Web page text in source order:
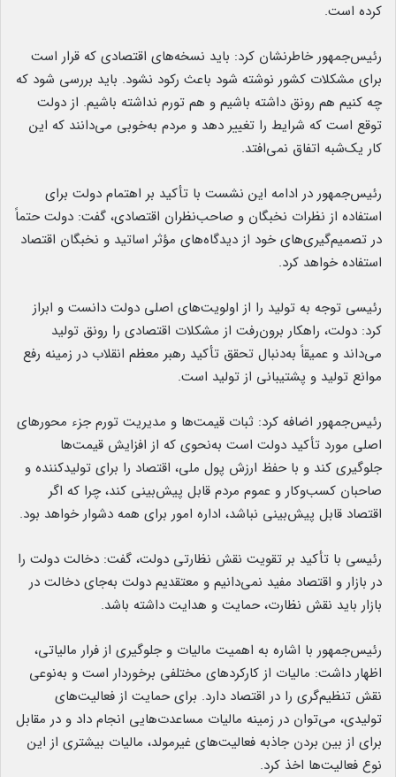
کرده است.
رئیس‌جمهور خاطرنشان کرد: باید نسخه‌های اقتصادی که قرار است
برای مشکلات کشور نوشته شود باعث رکود نشود. باید بررسی شود که
چه کنیم هم رونق داشته باشیم و هم تورم نداشته باشیم. از دولت
توقع است که شرایط را تغییر دهد و مردم به‌خوبی می‌دانند که این
کار یک‌شبه اتفاق نمی‌افتد.
رئیس‌جمهور در ادامه این نشست با تأکید بر اهتمام دولت برای
استفاده از نظرات نخبگان و صاحب‌نظران اقتصادی، گفت: دولت حتماً
در تصمیم‌گیری‌های خود از دیدگاه‌های مؤثر اساتید و نخبگان اقتصاد
استفاده خواهد کرد.
رئیسی توجه به تولید را از اولویت‌های اصلی دولت دانست و ابراز
کرد: دولت، راهکار برون‌رفت از مشکلات اقتصادی را رونق تولید
می‌داند و عمیقاً به‌دنبال تحقق تأکید رهبر معظم انقلاب در زمینه رفع
موانع تولید و پشتیبانی از تولید است.
رئیس‌جمهور اضافه کرد: ثبات قیمت‌ها و مدیریت تورم جزء محورهای
اصلی مورد تأکید دولت است به‌نحوی که از افزایش قیمت‌ها
جلوگیری کند و با حفظ ارزش پول ملی، اقتصاد را برای تولیدکننده و
صاحبان کسب‌وکار و عموم مردم قابل پیش‌بینی کند، چرا که اگر
اقتصاد قابل پیش‌بینی نباشد، اداره امور برای همه دشوار خواهد بود.
رئیسی با تأکید بر تقویت نقش نظارتی دولت، گفت: دخالت دولت را
در بازار و اقتصاد مفید نمی‌دانیم و معتقدیم دولت به‌جای دخالت در
بازار باید نقش نظارت، حمایت و هدایت داشته باشد.
رئیس‌جمهور با اشاره به اهمیت مالیات و جلوگیری از فرار مالیاتی،
اظهار داشت: مالیات از کارکردهای مختلفی برخوردار است و به‌نوعی
نقش تنظیم‌گری را در اقتصاد دارد. برای حمایت از فعالیت‌های
تولیدی، می‌توان در زمینه مالیات مساعدت‌هایی انجام داد و در مقابل
برای از بین بردن جاذبه فعالیت‌های غیرمولد، مالیات بیشتری از این
نوع فعالیت‌ها اخذ کرد.